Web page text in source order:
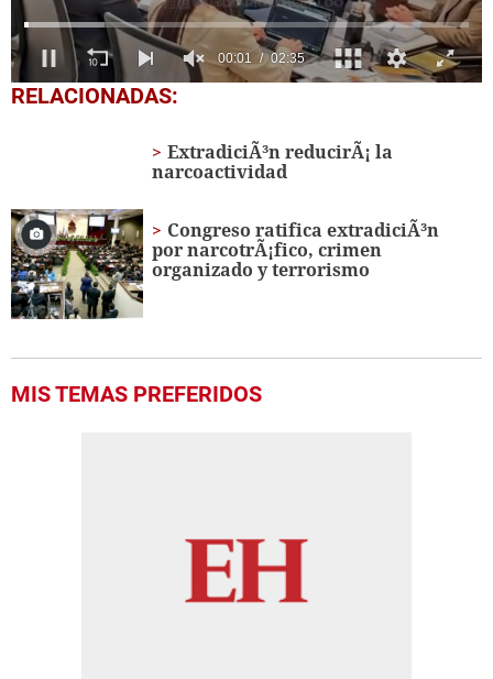
0
seconds
RELACIONADAS:
ExtradiciÃ³n reducirÃ¡ la
narcoactividad
Congreso ratifica extradiciÃ³n
por narcotrÃ¡fico, crimen
organizado y terrorismo
MIS TEMAS PREFERIDOS